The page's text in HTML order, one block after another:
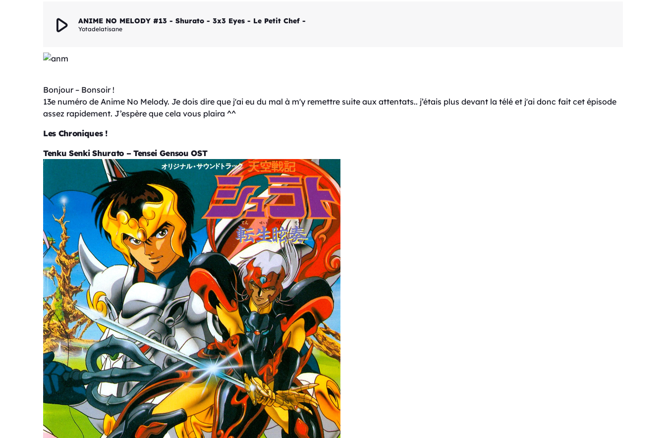
play_arrow ANIME NO MELODY #13 - Shurato - 3x3 Eyes - Le Petit Chef -
Yotadelatisane
Bonjour – Bonsoir !
13e numéro de Anime No Melody. Je dois dire que j'ai eu du mal à m'y remettre suite aux attentats.. j’étais plus devant la télé et j'ai donc fait cet épisode
assez rapidement. J’espère que cela vous plaira ^^
Les Chroniques !
Tenku Senki Shurato – Tensei Gensou OST